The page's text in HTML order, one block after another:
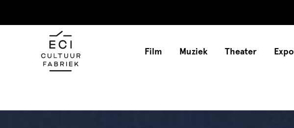
Film Muziek Theater Expo